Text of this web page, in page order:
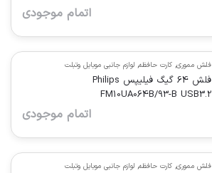
اتمام موجودی
فلش مموری, کارت حافظه, لوازم جانبی موبایل وتبلت
فلش 64 گیگ فیلیپس Philips
FM10UA064B/93-B USB3.2
اتمام موجودی
فلش مموری, کارت حافظه, لوازم جانبی موبایل وتبلت